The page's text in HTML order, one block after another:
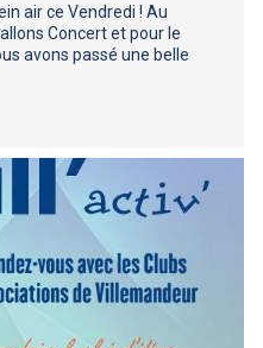
air ce Vendredi ! Au
Concert et pour le
avons passé une belle